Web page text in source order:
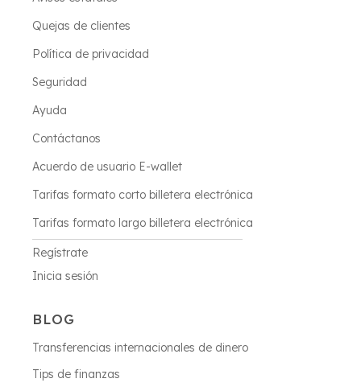
Quejas de clientes
Política de privacidad
Seguridad
Ayuda
Contáctanos
Acuerdo de usuario E-wallet
Tarifas formato corto billetera electrónica
Tarifas formato largo billetera electrónica
Regístrate
Inicia sesión
BLOG
Transferencias internacionales de dinero
Tips de finanzas